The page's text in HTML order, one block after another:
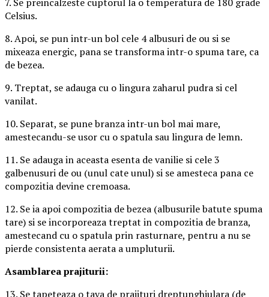
Celsius.
8. Apoi, se pun intr-un bol cele 4 albusuri de ou si se
mixeaza energic, pana se transforma intr-o spuma tare, ca
de bezea.
9. Treptat, se adauga cu o lingura zaharul pudra si cel
vanilat.
10. Separat, se pune branza intr-un bol mai mare,
amestecandu-se usor cu o spatula sau lingura de lemn.
11. Se adauga in aceasta esenta de vanilie si cele 3
galbenusuri de ou (unul cate unul) si se amesteca pana ce
compozitia devine cremoasa.
12. Se ia apoi compozitia de bezea (albusurile batute spuma
tare) si se incorporeaza treptat in compozitia de branza,
amestecand cu o spatula prin rasturnare, pentru a nu se
pierde consistenta aerata a umpluturii.
Asamblarea prajiturii:
13. Se tapeteaza o tava de prajituri dreptunghiulara (de